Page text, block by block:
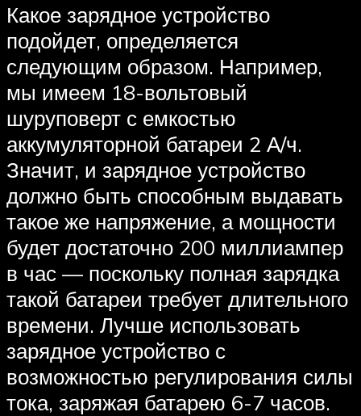
Какое зарядное устройство
подойдет, определяется
следующим образом. Например,
мы имеем 18-вольтовый
шуруповерт с емкостью
аккумуляторной батареи 2 А/ч.
Значит, и зарядное устройство
должно быть способным выдавать
такое же напряжение, а мощности
будет достаточно 200 миллиампер
в час — поскольку полная зарядка
такой батареи требует длительного
времени. Лучше использовать
зарядное устройство с
возможностью регулирования силы
тока, заряжая батарею 6-7 часов.